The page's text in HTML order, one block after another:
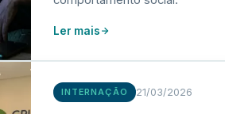
Ler mais
INTERNAÇÃO 21/03/2026